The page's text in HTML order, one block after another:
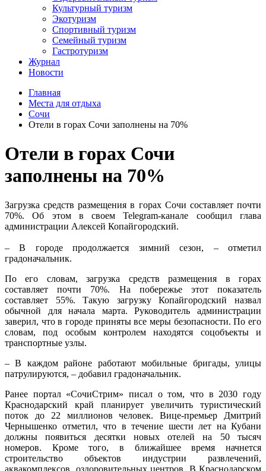
Культурный туризм
Экотуризм
Спортивный туризм
Семейный туризм
Гастротуризм
Журнал
Новости
Главная
Места для отдыха
Сочи
Отели в горах Сочи заполнены на 70%
Отели в горах Сочи
заполнены на 70%
Загрузка средств размещения в горах Сочи составляет почти
70%. Об этом в своем Telegram-канале сообщил глава
администрации Алексей Копайгородский.
– В городе продолжается зимний сезон, – отметил
градоначальник.
По его словам, загрузка средств размещения в горах
составляет почти 70%. На побережье этот показатель
составляет 55%. Такую загрузку Копайгородский назвал
обычной для начала марта. Руководитель администрации
заверил, что в городе приняты все меры безопасности. По его
словам, под особым контролем находятся соцобъекты и
транспортные узлы.
– В каждом районе работают мобильные бригады, улицы
патрулируются, – добавил градоначальник.
Ранее портал «СочиСтрим» писал о том, что в 2030 году
Краснодарский край планирует увеличить туристический
поток до 22 миллионов человек. Вице-премьер Дмитрий
Чернышенко отметил, что в течение шести лет на Кубани
должны появиться десятки новых отелей на 50 тысяч
номеров. Кроме того, в ближайшее время начнется
строительство объектов индустрии развлечений,
аквакомплексов, оздоровительных центров. В Краснодарском